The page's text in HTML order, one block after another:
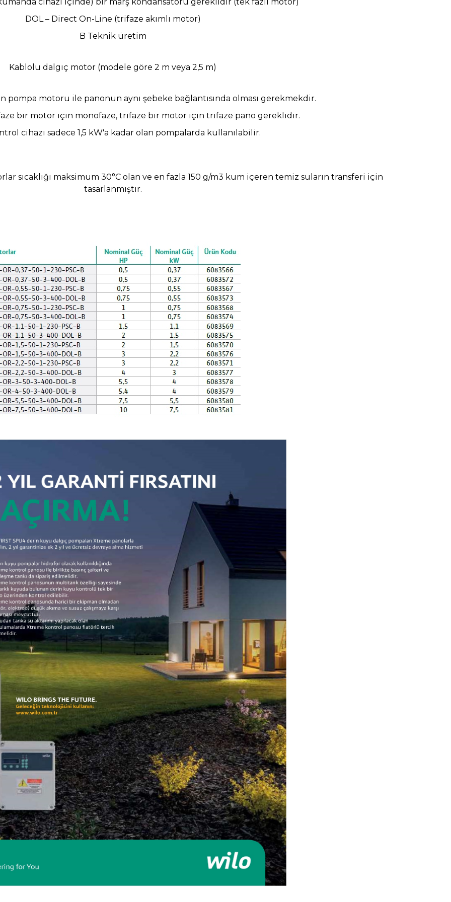
DOL – Direct On-Line (trifaze akımlı motor)
B Teknik üretim
Kablolu dalgıç motor (modele göre 2 m veya 2,5 m)
pompa motoru ile panonun aynı şebeke bağlantısında olması gerekmekdir.
bir motor için monofaze, trifaze bir motor için trifaze pano gereklidir.
cihazı sadece 1,5 kW'a kadar olan pompalarda kullanılabilir.
sıcaklığı maksimum 30°C olan ve en fazla 150 g/m3 kum içeren temiz suların transferi için
tasarlanmıştır.